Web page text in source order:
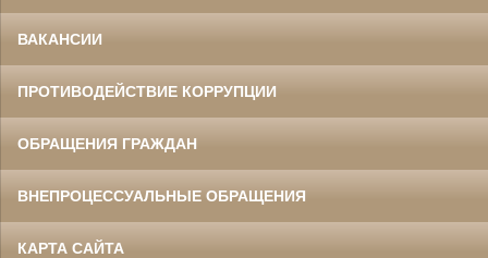
ВАКАНСИИ
ПРОТИВОДЕЙСТВИЕ КОРРУПЦИИ
ОБРАЩЕНИЯ ГРАЖДАН
ВНЕПРОЦЕССУАЛЬНЫЕ ОБРАЩЕНИЯ
КАРТА САЙТА